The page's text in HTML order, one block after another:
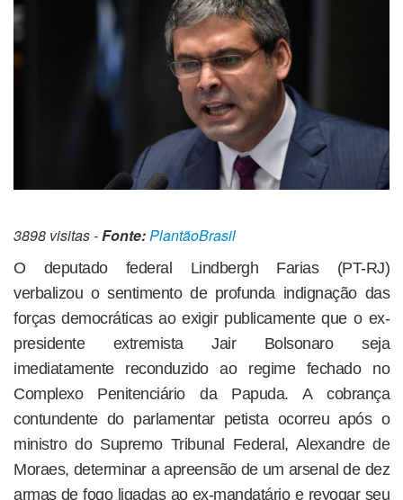
3898 visitas -Fonte:PlantãoBrasil
O deputado federal Lindbergh Farias (PT-RJ)
verbalizou o sentimento de profunda indignação das
forças democráticas ao exigir publicamente que o ex-
presidente extremista Jair Bolsonaro seja
imediatamente reconduzido ao regime fechado no
Complexo Penitenciário da Papuda. A cobrança
contundente do parlamentar petista ocorreu após o
ministro do Supremo Tribunal Federal, Alexandre de
Moraes, determinar a apreensão de um arsenal de dez
armas de fogo ligadas ao ex-mandatário e revogar seu